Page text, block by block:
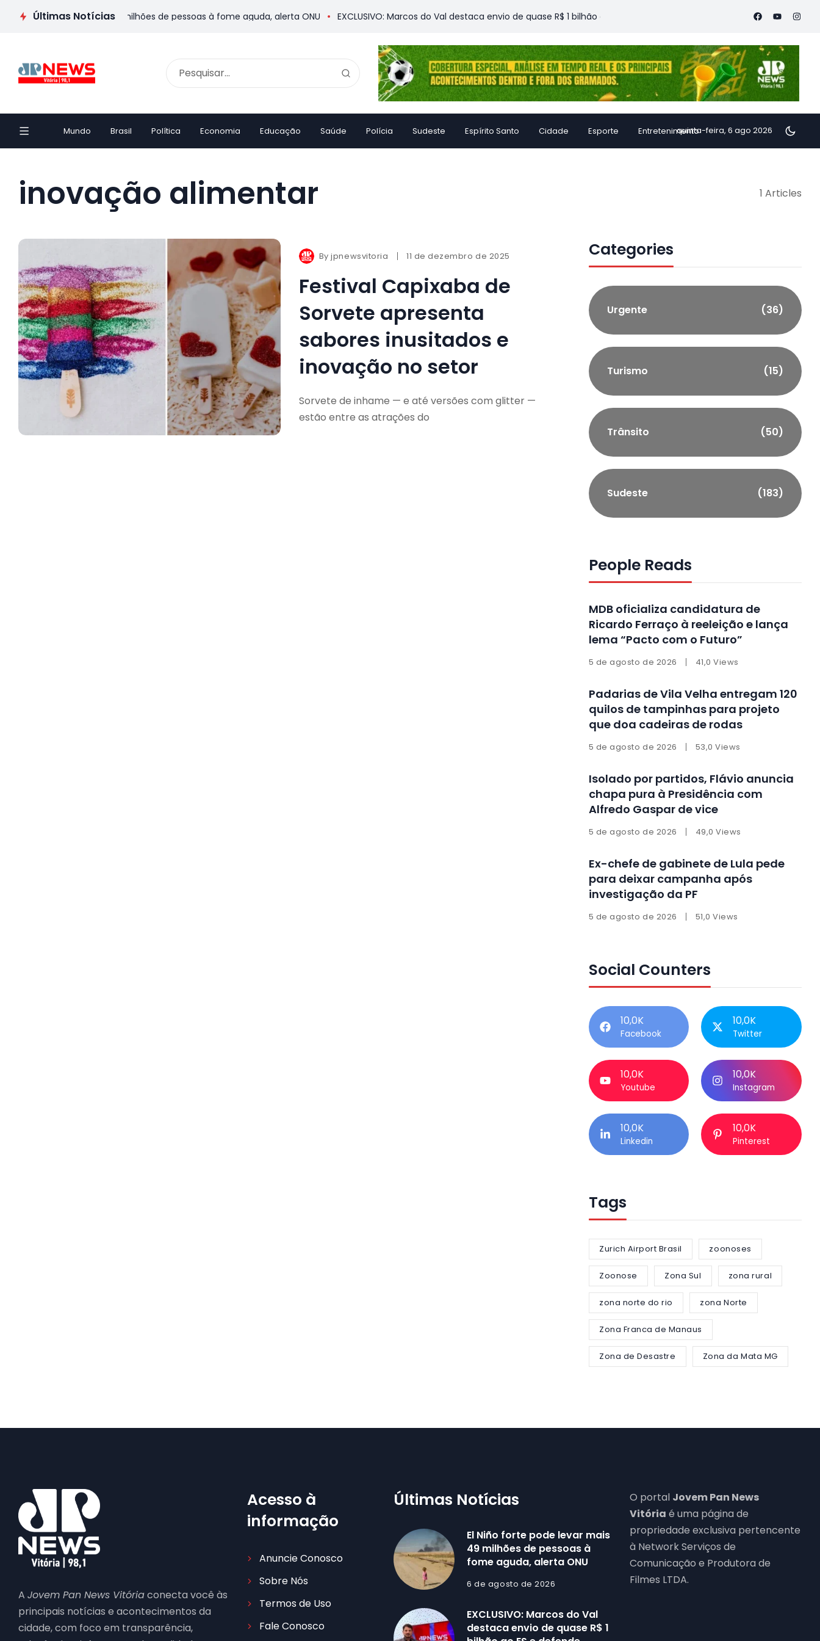
Últimas Notícias
pode levar mais 49 milhões de pessoas à fome aguda, alerta ONU EXCLUSIVO: Marcos do Val destaca envio de quase R$ 1 bilhão ao ES e defende reeleição ao Senado em entrevista
Mundo Brasil Política Economia Educação Saúde Polícia Sudeste Espírito Santo Cidade Esporte Entretenimentoquinta-feira, 6 ago 2026
inovação alimentar 1 Articles
Byjpnewsvitoria 11 de dezembro de 2025
Festival Capixaba de
Sorvete apresenta
sabores inusitados e
inovação no setor
Sorvete de inhame — e até versões com glitter —
estão entre as atrações do
Categories
Urgente (36)
Turismo (15)
Trânsito (50)
Sudeste (183)
People Reads
MDB oficializa candidatura de
Ricardo Ferraço à reeleição e lança
lema “Pacto com o Futuro”
5 de agosto de 2026 41,0 Views
Padarias de Vila Velha entregam 120
quilos de tampinhas para projeto
que doa cadeiras de rodas
5 de agosto de 2026 53,0 Views
Isolado por partidos, Flávio anuncia
chapa pura à Presidência com
Alfredo Gaspar de vice
5 de agosto de 2026 49,0 Views
Ex-chefe de gabinete de Lula pede
para deixar campanha após
investigação da PF
5 de agosto de 2026 51,0 Views
Social Counters
10,0K
Facebook
10,0K
Twitter
10,0K
Youtube
10,0K
Instagram
10,0K
Linkedin
10,0K
Pinterest
Tags
Zurich Airport Brasil zoonoses
Zoonose Zona Sul zona rural
zona norte do rio zona Norte
Zona Franca de Manaus
Zona de Desastre Zona da Mata MG
A Jovem Pan News Vitóriaconecta você às
principais notícias e acontecimentos da
cidade, com foco em transparência,
Acesso à
informação
Anuncie Conosco
Sobre Nós
Termos de Uso
Fale Conosco
Últimas Notícias
El Niño forte pode levar mais
49 milhões de pessoas à
fome aguda, alerta ONU
6 de agosto de 2026
EXCLUSIVO: Marcos do Val
destaca envio de quase R$ 1
O portal Jovem Pan News
Vitória é uma página de
propriedade exclusiva pertencente
à Network Serviços de
Comunicação e Produtora de
Filmes LTDA.